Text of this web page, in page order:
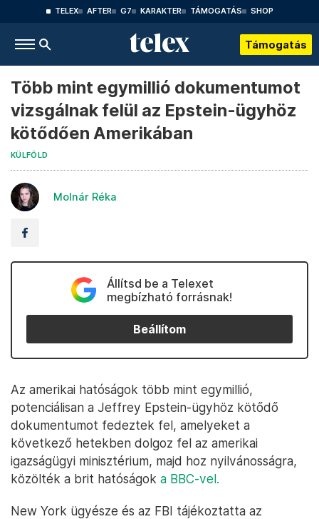
TELEX AFTER G7 KARAKTER TÁMOGATÁS SHOP
Támogatás
Több mint egymillió dokumentumot
vizsgálnak felül az Epstein-ügyhöz
kötődően Amerikában
KÜLFÖLD
Molnár Réka
Állítsd be a Telexet
megbízható forrásnak!
Beállítom
Az amerikai hatóságok több mint egymillió,
potenciálisan a Jeffrey Epstein-ügyhöz kötődő
dokumentumot fedeztek fel, amelyeket a
következő hetekben dolgoz fel az amerikai
igazságügyi minisztérium, majd hoz nyilvánosságra,
közölték a brit hatóságok a BBC-vel.
New York ügyésze és az FBI tájékoztatta az